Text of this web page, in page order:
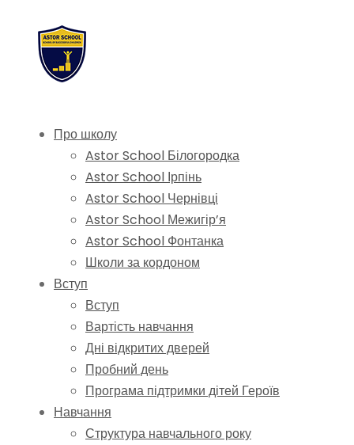
Про школу
Astor School Білогородка
Astor School Ірпінь
Astor School Чернівці
Astor School Межигір’я
Astor School Фонтанка
Школи за кордоном
Вступ
Вступ
Вартість навчання
Дні відкритих дверей
Пробний день
Програма підтримки дітей Героїв
Навчання
Структура навчального року